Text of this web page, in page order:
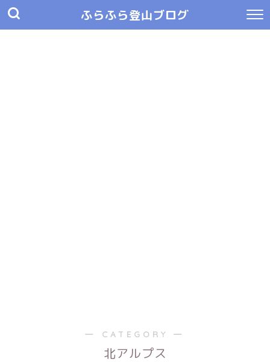
ふらふら登山ブログ
― CATEGORY ―
北アルプス